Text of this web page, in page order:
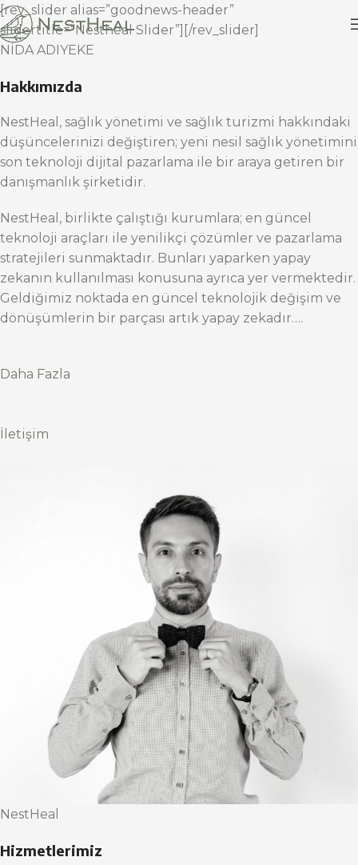
[rev_slider alias=”goodnews-header”
slidertitle=”Nestheal Slider”][/rev_slider]
NİDA ADIYEKE
Hakkımızda
NestHeal, sağlık yönetimi ve sağlık turizmi hakkındaki
düşüncelerinizi değiştiren; yeni nesil sağlık yönetimini
son teknoloji dijital pazarlama ile bir araya getiren bir
danışmanlık şirketidir.
NestHeal, birlikte çalıştığı kurumlara; en güncel
teknoloji araçları ile yenilikçi çözümler ve pazarlama
stratejileri sunmaktadır. Bunları yaparken yapay
zekanın kullanılması konusuna ayrıca yer vermektedir.
Geldiğimiz noktada en güncel teknolojik değişim ve
dönüşümlerin bir parçası artık yapay zekadır….
Daha Fazla
İletişim
NestHeal
Hizmetlerimiz